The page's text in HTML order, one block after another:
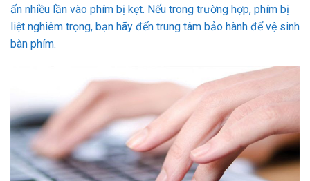
ấn nhiều lần vào phím bị kẹt. Nếu trong trường hợp, phím bị
liệt nghiêm trọng, bạn hãy đến trung tâm bảo hành để vệ sinh
bàn phím.